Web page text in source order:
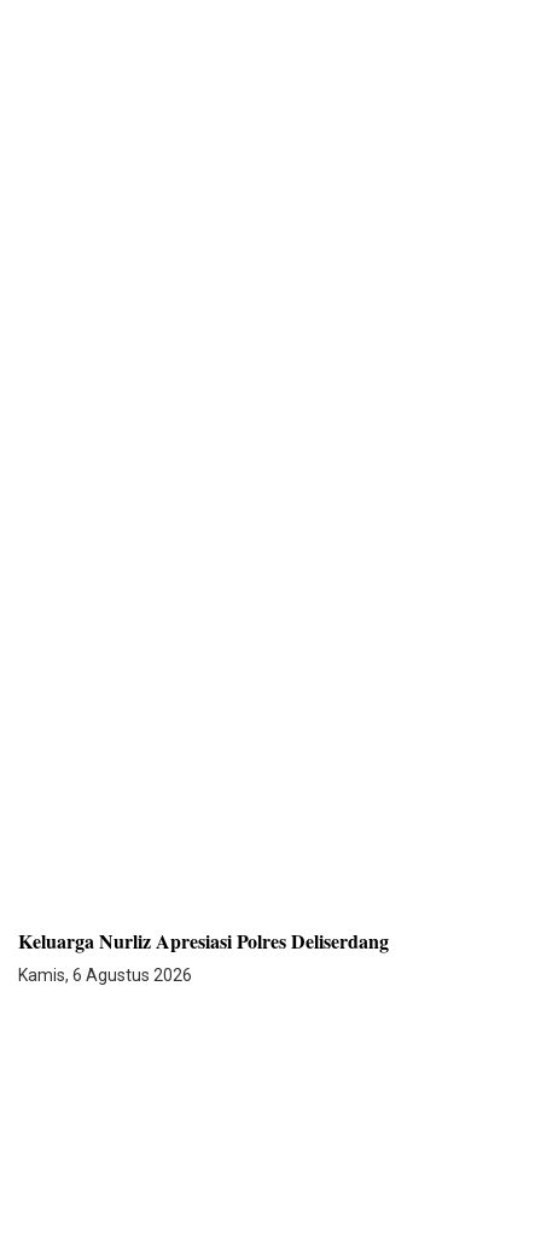
Keluarga Nurliz Apresiasi Polres Deliserdang
Kamis, 6 Agustus 2026